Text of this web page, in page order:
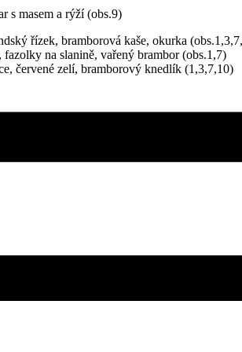
s masem a rýží (obs.9)
řízek, bramborová kaše, okurka
fazolky na slanině, vařený brambor (obs.1,7)
červené zelí, bramborový knedlík (1,3,7,10)